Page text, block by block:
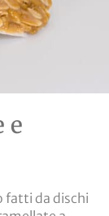
e
fatti da dischi